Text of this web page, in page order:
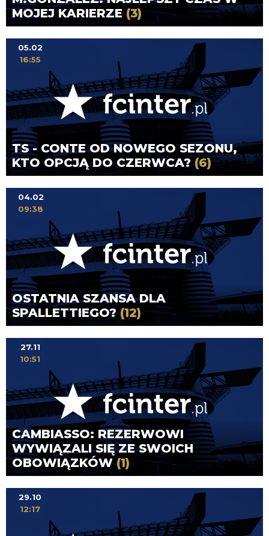
MOJEJ KARIERZE(3)
TS - CONTE OD NOWEGO SEZONU,
KTO OPCJĄ DO CZERWCA? (6)
05.02
16:55
OSTATNIA SZANSA DLA
SPALLETTIEGO?(12)
04.02
09:38
CAMBIASSO: REZERWOWI
WYWIĄZALI SIĘ ZE SWOICH
OBOWIĄZKÓW(1)
27.11
10:51
29.10
12:17